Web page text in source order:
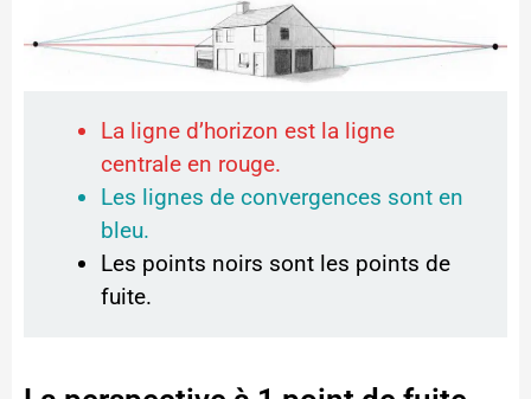
La ligne d’horizon est la ligne
centrale en rouge.
Les lignes de convergences sont en
bleu.
Les points noirs sont les points de
fuite.